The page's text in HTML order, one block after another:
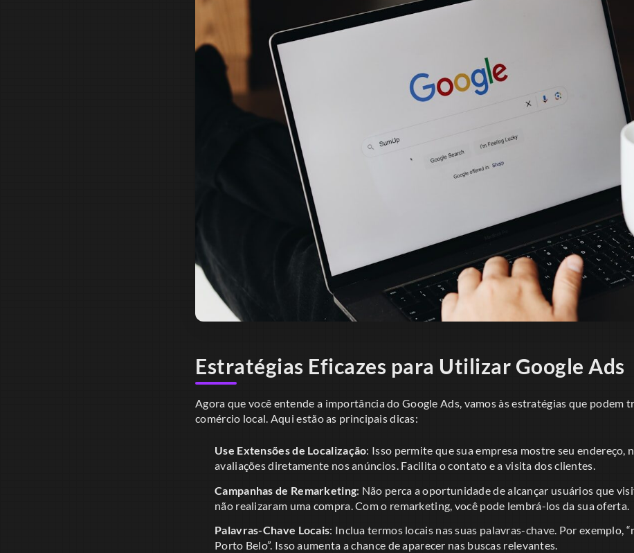
Estratégias Eficazes para Utilizar Google Ads
Agora que você entende a importância do Google Ads, vamos às estratégias que podem
comércio local. Aqui estão as principais dicas:
Use Extensões de Localização: Isso permite que sua empresa mostre seu endereço,
avaliações diretamente nos anúncios. Facilita o contato e a visita dos clientes.
Campanhas de Remarketing: Não perca a oportunidade de alcançar usuários que
não realizaram uma compra. Com o remarketing, você pode lembrá-los da sua oferta.
Palavras-Chave Locais: Inclua termos locais nas suas palavras-chave. Por exemplo,
Porto Belo”. Isso aumenta a chance de aparecer nas buscas relevantes.